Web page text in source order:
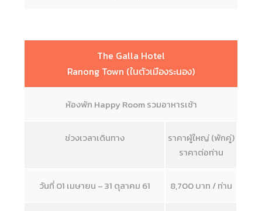
The Galla Hotel
Ranong Town (ในตัวเมืองระนอง)
ห้องพัก Happy Room รวมอาหารเช้า
ช่วงเวลาเดินทาง
ราคาผู้ใหญ่ (พักคู่)
ราคาต่อท่าน
วันที่ 01 เมษายน – 31 ตุลาคม 61 8,700 บาท / ท่าน